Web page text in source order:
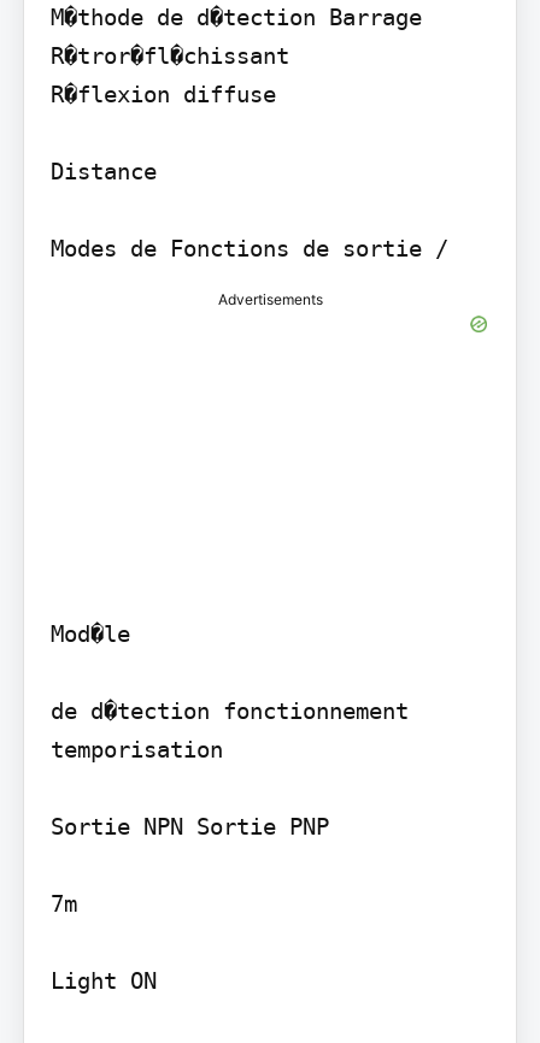
M�thode de d�tection Barrage
R�tror�fl�chissant
R�flexion diffuse
Distance
Advertisements
Mod�le
de d�tection fonctionnement
temporisation
Sortie NPN Sortie PNP
7m
Light ON